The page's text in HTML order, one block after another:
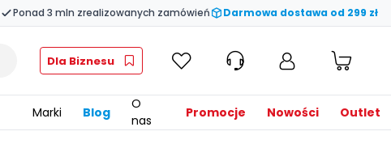
Ponad 3 mln zrealizowanych zamówień Darmowa dostawa od 299 zł
Dla Biznesu
Marki Blog
O
nas
Promocje Nowości Outlet